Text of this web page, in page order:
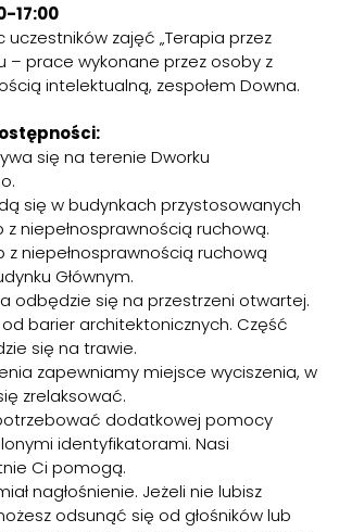
17:00
zajęć „Terapia przez
– prace wykonane przez osoby z
intelektualną, zespołem Downa.
się na terenie Dworku
się w budynkach przystosowanych
niepełnosprawnością ruchową.
niepełnosprawnością ruchową
Głównym.
odbędzie się na przestrzeni otwartej.
barier architektonicznych. Część
się na trawie.
zapewniamy miejsce wyciszenia, w
zrelaksować.
dodatkowej pomocy
identyfikatorami. Nasi
Ci pomogą.
nagłośnienie. Jeżeli nie lubisz
odsunąć się od głośników lub